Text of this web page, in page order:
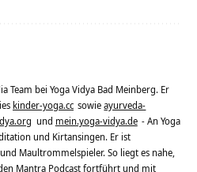
Team bei Yoga Vidya Bad Meinberg. Er
kinder-yoga.cc sowieayurveda-
und mein.yoga-vidya.de - An Yoga
und Kirtansingen. Er ist
Maultrommelspieler. So liegt es nahe,
Mantra Podcast fortführt und mit